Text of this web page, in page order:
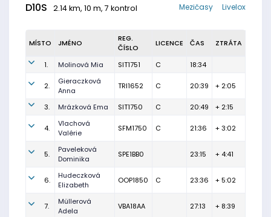
D10S 2.14 km, 10 m, 7 kontrol Livelox
Mezičasy
MÍSTO JMÉNO
REG.
ČÍSLO
LICENCE ČAS ZTRÁTA
1. Molinová Mia SIT1751 C 18:34
2.
Gieraczková
Anna
TRI1652 C 20:39 + 2:05
3. Mrázková Ema SIT1750 C 20:49 + 2:15
4.
Vlachová
Valérie
SFM1750 C 21:36 + 3:02
5.
Paveleková
Dominika
SPE1BB0 23:15 + 4:41
6.
Hudeczková
Elizabeth
OOP1850 C 23:36 + 5:02
7.
Müllerová
Adela
VBA18AA 27:13 + 8:39